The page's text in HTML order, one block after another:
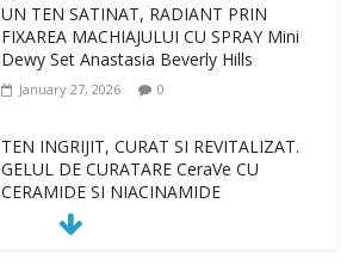
UN TEN SATINAT, RADIANT PRIN
FIXAREA MACHIAJULUI CU SPRAY Mini
Dewy Set Anastasia Beverly Hills
January 27, 2026 0
TEN INGRIJIT, CURAT SI REVITALIZAT.
GELUL DE CURATARE CeraVe CU
CERAMIDE SI NIACINAMIDE
January 23, 2026